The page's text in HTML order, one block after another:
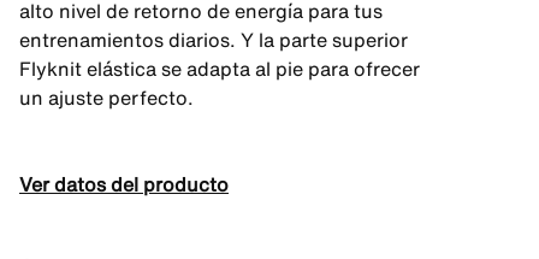
alto nivel de retorno de energía para tus
entrenamientos diarios. Y la parte superior
Flyknit elástica se adapta al pie para ofrecer
un ajuste perfecto.
Ver datos del producto